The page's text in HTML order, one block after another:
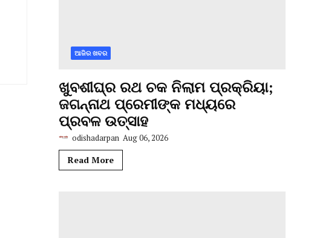
ଆଜିର ଖବର
ଖୁବଶୀଘ୍ର ରଥ ଚକ ନିଲାମ ପ୍ରକ୍ରିୟା;
ଜଗନ୍ନାଥ ପ୍ରେମୀଙ୍କ ମଧ୍ୟରେ
ପ୍ରବଳ ଉତ୍ସାହ
odishadarpan Aug 06, 2026
Read More